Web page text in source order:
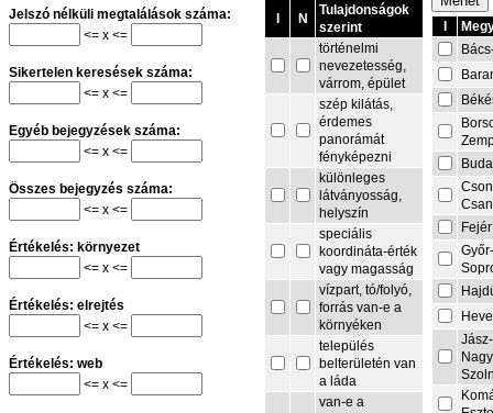
Jelszó nélküli megtalálások száma:
<= x <=
Sikertelen keresések száma:
<= x <=
Egyéb bejegyzések száma:
<= x <=
Összes bejegyzés száma:
<= x <=
Értékelés: környezet
<= x <=
Értékelés: elrejtés
<= x <=
Értékelés: web
<= x <=
I N
Tulajdonságok
szerint
történelmi
nevezetesség,
várrom, épület
szép kilátás,
érdemes
panorámát
fényképezni
különleges
látványosság,
helyszín
speciális
koordináta-érték
vagy magasság
vízpart, tó/folyó,
forrás van-e a
környéken
település
belterületén van
a láda
van-e a
Fejér
Jász-